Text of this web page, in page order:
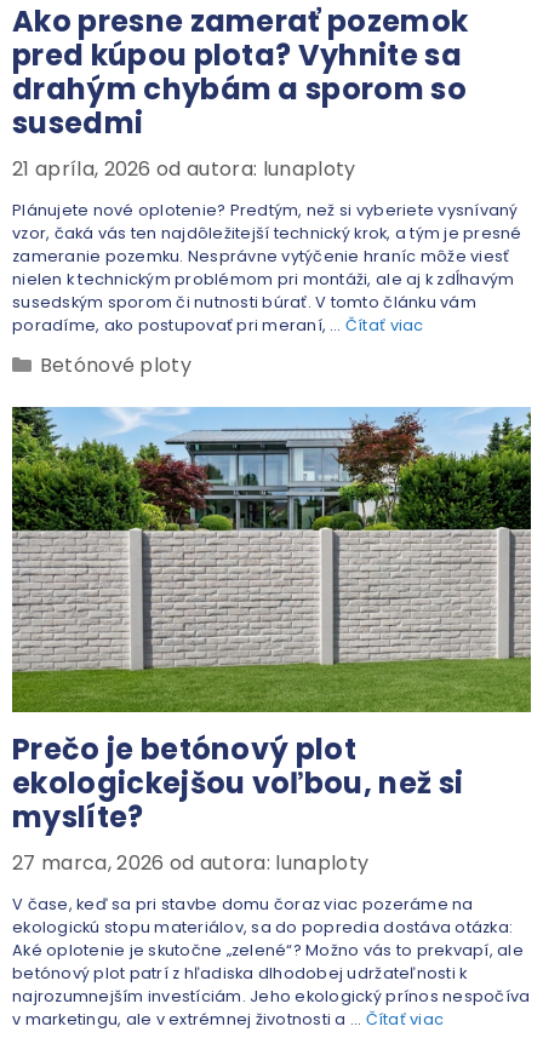
Ako presne zamerať pozemok
pred kúpou plota? Vyhnite sa
drahým chybám a sporom so
susedmi
21 apríla, 2026 od autora: lunaploty
Plánujete nové oplotenie? Predtým, než si vyberiete vysnívaný
vzor, čaká vás ten najdôležitejší technický krok, a tým je presné
zameranie pozemku. Nesprávne vytýčenie hraníc môže viesť
nielen k technickým problémom pri montáži, ale aj k zdĺhavým
susedským sporom či nutnosti búrať. V tomto článku vám
poradíme, ako postupovať pri meraní, … Čítať viac
Betónové ploty
Prečo je betónový plot
ekologickejšou voľbou, než si
myslíte?
27 marca, 2026 od autora: lunaploty
V čase, keď sa pri stavbe domu čoraz viac pozeráme na
ekologickú stopu materiálov, sa do popredia dostáva otázka:
Aké oplotenie je skutočne „zelené“? Možno vás to prekvapí, ale
betónový plot patrí z hľadiska dlhodobej udržateľnosti k
najrozumnejším investíciám. Jeho ekologický prínos nespočíva
v marketingu, ale v extrémnej životnosti a … Čítať viac